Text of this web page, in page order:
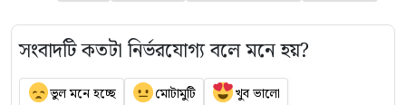
সংবাদটি কতটা নির্ভরযোগ্য বলে মনে হয়?
ভুল মনে হচ্ছে মোটামুটি খুব ভালো